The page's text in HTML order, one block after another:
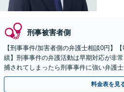
刑事被害者側
【刑事事件/加害者側の弁護士相談0円】
績】刑事事件の弁護活動は早期対応が非
捕されてしまったら刑事事件に強い弁護
相談０円(電話)】【加害者側の相談専門】
料金表を見